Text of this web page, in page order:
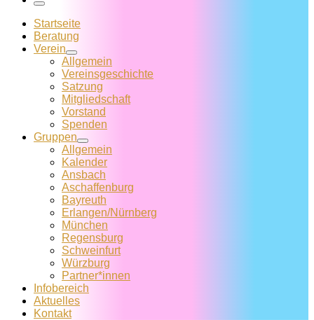
Menü
Startseite
Beratung
Verein
Allgemein
Vereins­geschichte
Satzung
Mitglied­schaft
Vorstand
Spenden
Gruppen
Allgemein
Kalender
Ansbach
Aschaffenburg
Bayreuth
Erlangen/Nürnberg
München
Regensburg
Schweinfurt
Würzburg
Partner*innen
Infobereich
Aktuelles
Kontakt